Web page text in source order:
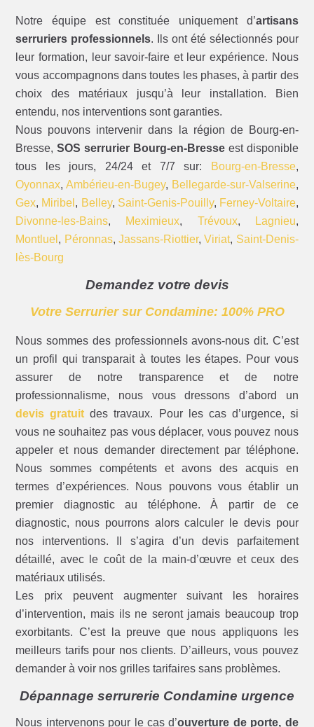
Notre équipe est constituée uniquement d’artisans
serruriers professionnels. Ils ont été sélectionnés pour
leur formation, leur savoir-faire et leur expérience. Nous
vous accompagnons dans toutes les phases, à partir des
choix des matériaux jusqu’à leur installation. Bien
entendu, nos interventions sont garanties.
Nous pouvons intervenir dans la région de Bourg-en-
Bresse,SOS serrurier Bourg-en-Bresseest disponible
tous les jours, 24/24 et 7/7 sur:
Bourg-en-Bresse,
Oyonnax, Ambérieu-en-Bugey, Bellegarde-sur-Valserine,
Gex, Miribel , Belley, Saint-Genis-Pouilly, Ferney-Voltaire,
Divonne-les-Bains, Meximieux, Trévoux, Lagnieu,
Montluel , Péronnas, Jassans-Riottier,Viriat, Saint-Denis-
lès-Bourg
Demandez votre devis
Votre Serrurier sur Condamine: 100% PRO
Nous sommes des professionnels avons-nous dit. C’est
un profil qui transparait à toutes les étapes. Pour vous
assurer de notre transparence et de notre
professionnalisme, nous vous dressons d’abord un
devis gratuit des travaux. Pour les cas d’urgence, si
vous ne souhaitez pas vous déplacer, vous pouvez nous
appeler et nous demander directement par téléphone.
Nous sommes compétents et avons des acquis en
termes d’expériences. Nous pouvons vous établir un
premier diagnostic au téléphone. À partir de ce
diagnostic, nous pourrons alors calculer le devis pour
nos interventions. Il s’agira d’un devis parfaitement
détaillé, avec le coût de la main-d’œuvre et ceux des
matériaux utilisés.
Les prix peuvent augmenter suivant les horaires
d’intervention, mais ils ne seront jamais beaucoup trop
exorbitants. C’est la preuve que nous appliquons les
meilleurs tarifs pour nos clients. D’ailleurs, vous pouvez
demander à voir nos grilles tarifaires sans problèmes.
Dépannage serrurerie Condamine urgence
Nous intervenons pour le cas d’ouverture de porte, de